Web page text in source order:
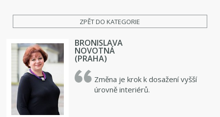
ZPĚT DO KATEGORIE
BRONISLAVA
NOVOTNÁ
(PRAHA)
Změna je krok k dosažení vyšší
úrovně interiérů.